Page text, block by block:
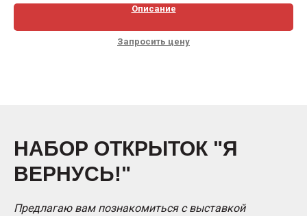
Описание
Запросить цену
НАБОР ОТКРЫТОК "Я
ВЕРНУСЬ!"
Предлагаю вам познакомиться с выставкой